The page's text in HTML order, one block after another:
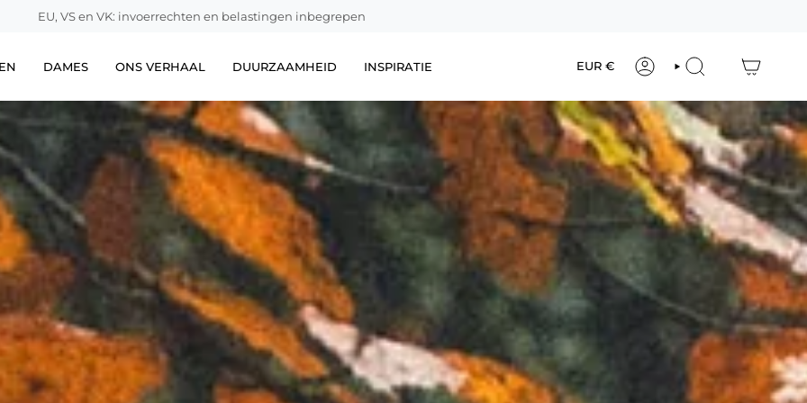
EU, VS en VK: invoerrechten en belastingen inbegrepen
DAMES ONS VERHAAL DUURZAAMHEID INSPIRATIE Valuta
EUR € ACCOUNTZOEK